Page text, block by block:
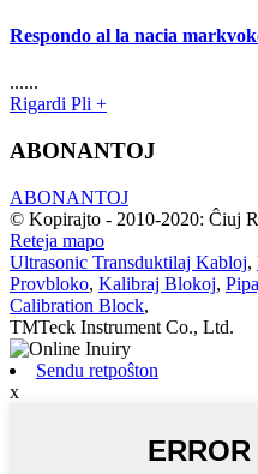
Respondo al la nacia
......
Rigardi Pli +
ABONANTOJ
ABONANTOJ
© Kopirajto - 2010-2020: Ĉiuj
Reteja mapo
Ultrasonic Transduktilaj Kabloj,
Provbloko, Kalibraj Blokoj,
Calibration Block,
TMTeck Instrument Co., Ltd.
Sendu retpoŝton
x